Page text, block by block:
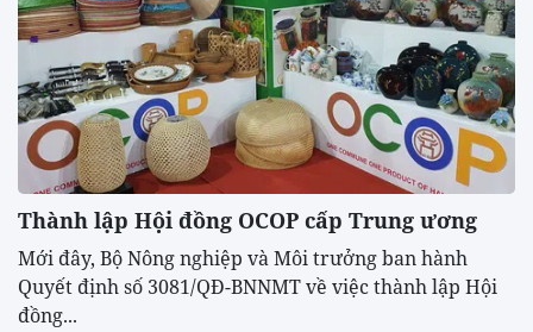
Thành lập Hội đồng OCOP cấp Trung ương
Mới đây, Bộ Nông nghiệp và Môi trưởng ban hành
Quyết định số 3081/QĐ-BNNMT về việc thành lập Hội
đồng...